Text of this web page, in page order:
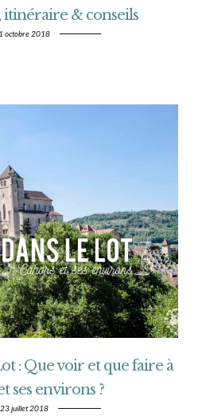
itinéraire & conseils
1 octobre 2018
: Que voir et que faire à
ses environs ?
23 juillet 2018